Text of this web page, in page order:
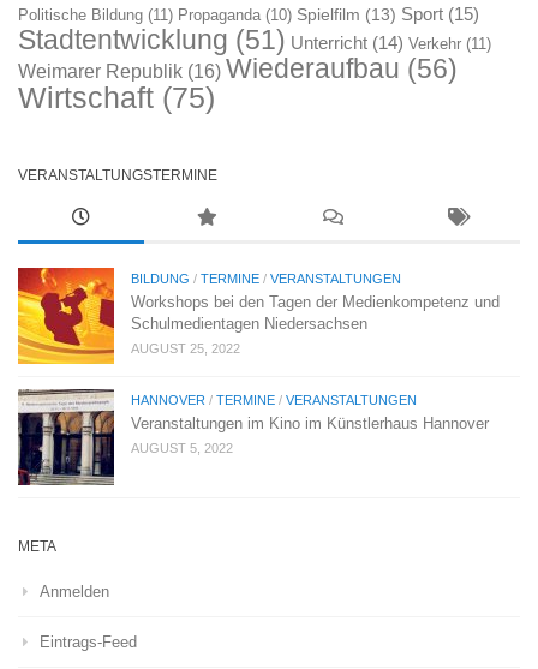
Politische Bildung (11) Propaganda (10) Spielfilm (13) Sport (15)
Stadtentwicklung (51) Unterricht (14) Verkehr (11)
Weimarer Republik (16) Wiederaufbau (56)
Wirtschaft (75)
VERANSTALTUNGSTERMINE
BILDUNG / TERMINE / VERANSTALTUNGEN
Workshops bei den Tagen der Medienkompetenz und
Schulmedientagen Niedersachsen
AUGUST 25, 2022
HANNOVER / TERMINE / VERANSTALTUNGEN
Veranstaltungen im Kino im Künstlerhaus Hannover
AUGUST 5, 2022
META
Anmelden
Eintrags-Feed